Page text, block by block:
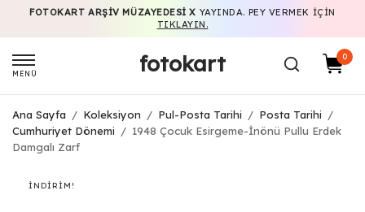
FOTOKART ARŞIV MÜZAYEDESI X YAYINDA. PEY VERMEK IÇIN
TIKLAYIN.
MENÜ fotokart 0
Ana Sayfa / Koleksiyon / Pul-Posta Tarihi / Posta Tarihi
/
Cumhuriyet Dönemi
/ 1948 Çocuk Esirgeme-İnönü Pullu Erdek
Damgalı Zarf
İNDIRIM!